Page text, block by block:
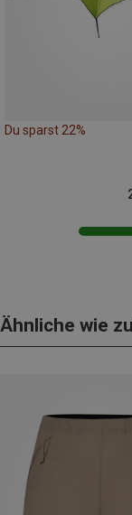
Du sparst 22%
Ähnliche wie